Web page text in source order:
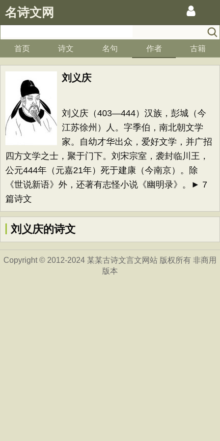
名诗文网
首页 诗文 名句 作者 古籍
刘义庆
刘义庆（403—444）汉族，彭城（今
江苏徐州）人。字季伯，南北朝文学
家。自幼才华出众，爱好文学，并广招
四方文学之士，聚于门下。刘宋宗室，袭封临川王，
公元444年（元嘉21年）死于建康（今南京）。除
《世说新语》外，还著有志怪小说《幽明录》。► 7
篇诗文
刘义庆的诗文
Copyright © 2012-2024 某某古诗文言文网站 版权所有 非商用
版本